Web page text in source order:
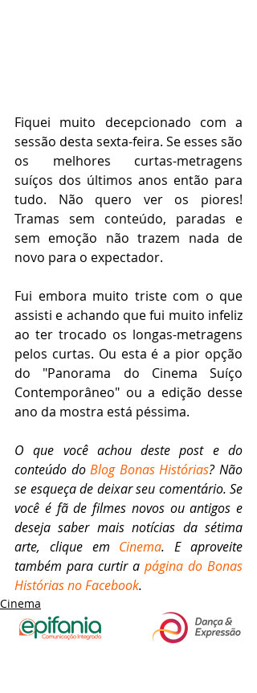
Fiquei muito decepcionado com a
sessão desta sexta-feira. Se esses são
os melhores curtas-metragens
suíços dos últimos anos então para
tudo. Não quero ver os piores!
Tramas sem conteúdo, paradas e
sem emoção não trazem nada de
novo para o expectador.
Fui embora muito triste com o que
assisti e achando que fui muito infeliz
ao ter trocado os longas-metragens
pelos curtas. Ou esta é a pior opção
do "Panorama do Cinema Suíço
Contemporâneo" ou a edição desse
ano da mostra está péssima.
O que você achou deste post e do
conteúdo do Blog Bonas Histórias? Não
se esqueça de deixar seu comentário. Se
você é fã de filmes novos ou antigos e
deseja saber mais notícias da sétima
arte, clique em Cinema. E aproveite
também para curtir a página do Bonas
Histórias no Facebook.
Cinema